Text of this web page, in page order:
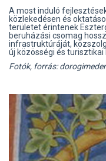
A most induló
közlekedésen és
területet érintenek
beruházási csomag
infrastruktúráját,
új közösségi és
Fotók, forrás: